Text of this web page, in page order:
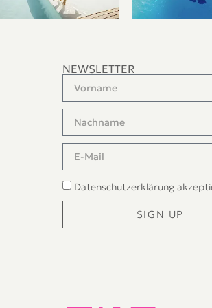
NEWSLETTER
Datenschutzerklärung
SIGN UP